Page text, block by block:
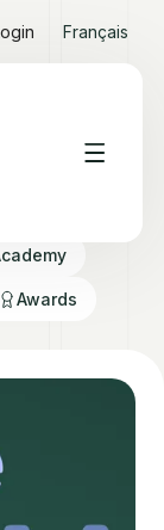
Français
Awards